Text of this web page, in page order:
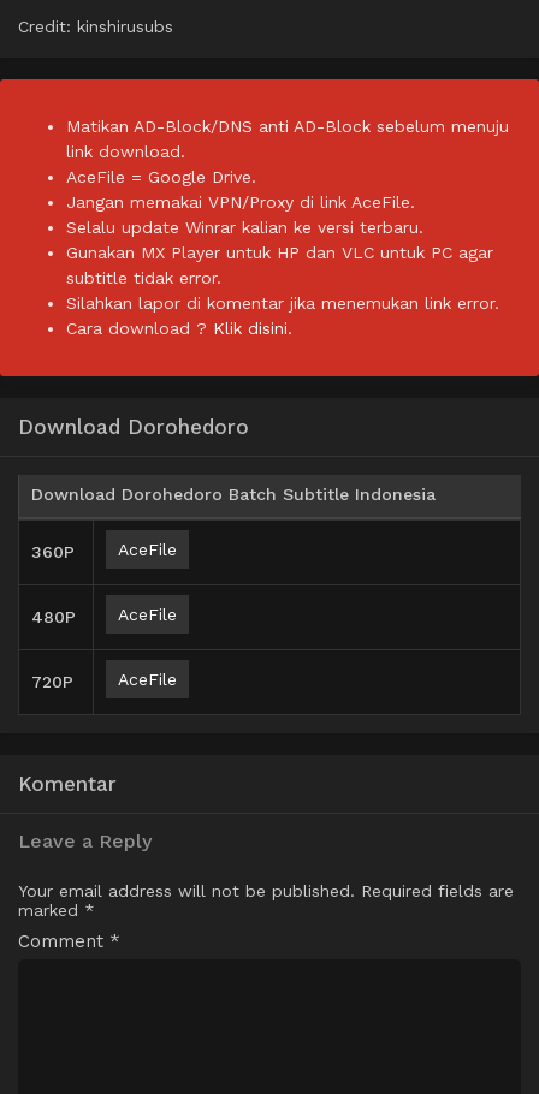
Credit: kinshirusubs
Matikan AD-Block/DNS anti AD-Block sebelum menuju
link download.
AceFile = Google Drive.
Jangan memakai VPN/Proxy di link AceFile.
Selalu update Winrar kalian ke versi terbaru.
Gunakan MX Player untuk HP dan VLC untuk PC agar
subtitle tidak error.
Silahkan lapor di komentar jika menemukan link error.
Cara download ? Klik disini.
Download Dorohedoro
Download Dorohedoro Batch Subtitle Indonesia
360P AceFile
480P AceFile
720P AceFile
Komentar
Leave a Reply
Your email address will not be published. Required fields are
marked *
Comment *